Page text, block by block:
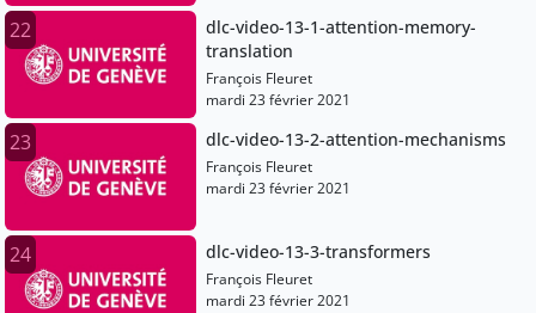
22
dlc-video-13-1-attention-memory-
translation
François Fleuret
mardi 23 février 2021
23 dlc-video-13-2-attention-mechanisms
François Fleuret
mardi 23 février 2021
24 dlc-video-13-3-transformers
François Fleuret
mardi 23 février 2021